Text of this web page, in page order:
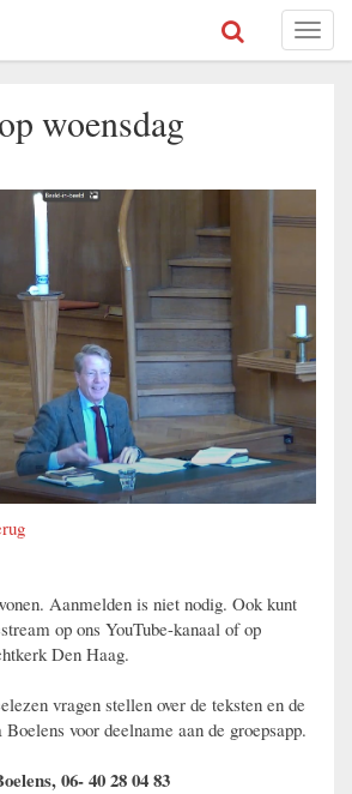
woensdag
Aanmelden is niet nodig. Ook kunt
op ons YouTube-kanaal of op
Den Haag.
vragen stellen over de teksten en de
voor deelname aan de groepsapp.
06- 40 28 04 83